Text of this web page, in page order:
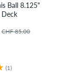
Ball 8.125"
Deck
CHF 85.00
(1)